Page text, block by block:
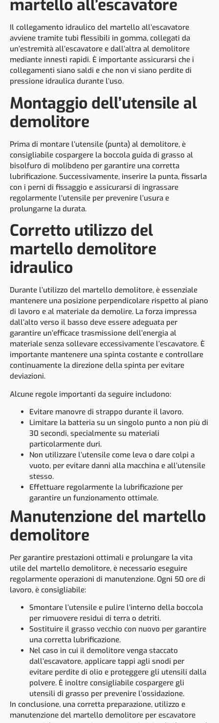
martello all’escavatore
Il collegamento idraulico del martello all’escavatore
avviene tramite tubi flessibili in gomma, collegati da
un’estremità all’escavatore e dall’altra al demolitore
mediante innesti rapidi. È importante assicurarsi che i
collegamenti siano saldi e che non vi siano perdite di
pressione idraulica durante l’uso.
Montaggio dell’utensile al
demolitore
Prima di montare l’utensile (punta) al demolitore, è
consigliabile cospargere la boccola guida di grasso al
bisolfuro di molibdeno per garantire una corretta
lubrificazione. Successivamente, inserire la punta, fissarla
con i perni di fissaggio e assicurarsi di ingrassare
regolarmente l’utensile per prevenire l’usura e
prolungarne la durata.
Corretto utilizzo del
martello demolitore
idraulico
Durante l’utilizzo del martello demolitore, è essenziale
mantenere una posizione perpendicolare rispetto al piano
di lavoro e al materiale da demolire. La forza impressa
dall’alto verso il basso deve essere adeguata per
garantire un’efficace trasmissione dell’energia al
materiale senza sollevare eccessivamente l’escavatore. È
importante mantenere una spinta costante e controllare
continuamente la direzione della spinta per evitare
deviazioni.
Alcune regole importanti da seguire includono:
Evitare manovre di strappo durante il lavoro.
Limitare la batteria su un singolo punto a non più di
30 secondi, specialmente su materiali
particolarmente duri.
Non utilizzare l’utensile come leva o dare colpi a
vuoto, per evitare danni alla macchina e all’utensile
stesso.
Effettuare regolarmente la lubrificazione per
garantire un funzionamento ottimale.
Manutenzione del martello
demolitore
Per garantire prestazioni ottimali e prolungare la vita
utile del martello demolitore, è necessario eseguire
regolarmente operazioni di manutenzione. Ogni 50 ore di
lavoro, è consigliabile:
Smontare l’utensile e pulire l’interno della boccola
per rimuovere residui di terra o detriti.
Sostituire il grasso vecchio con nuovo per garantire
una corretta lubrificazione.
Nel caso in cui il demolitore venga staccato
dall’escavatore, applicare tappi agli snodi per
evitare perdite di olio e proteggere gli utensili dalla
polvere. È inoltre consigliabile cospargere gli
utensili di grasso per prevenire l’ossidazione.
In conclusione, una corretta preparazione, utilizzo e
manutenzione del martello demolitore per escavatore